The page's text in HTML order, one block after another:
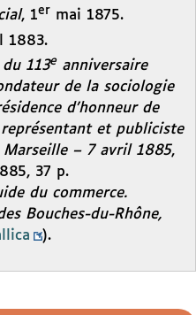
, 1er mai 1875.
1883.
113e anniversaire
de la sociologie
d’honneur de
et publiciste
Marseille – 7 avril 1885,
37 p.
du commerce.
Bouches-du-Rhône,
).